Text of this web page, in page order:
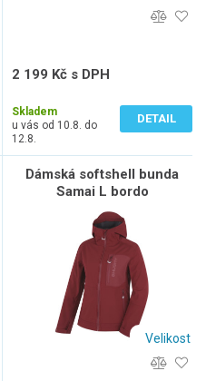
2 199 Kč s DPH
Skladem
u vás od 10.8. do
12.8.
DETAIL
Dámská softshell bunda
Samai L bordo
Velikost